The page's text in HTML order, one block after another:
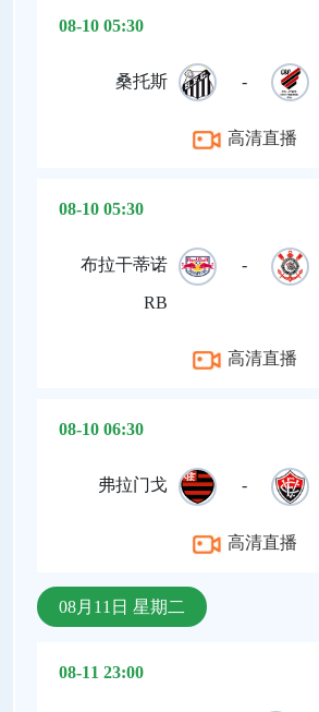
08-10 05:30
桑托斯 -
高清直播
08-10 05:30
布拉干蒂诺
RB
-
高清直播
08-10 06:30
弗拉门戈 -
高清直播
08月11日 星期二
08-11 23:00